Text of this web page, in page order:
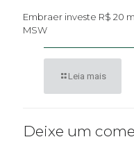
Embraer investe R$ 20
MSW
Leia mais
Deixe um